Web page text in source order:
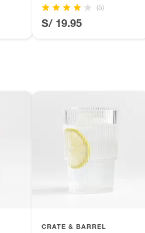
(5)
S/ 19.95
CRATE & BARREL